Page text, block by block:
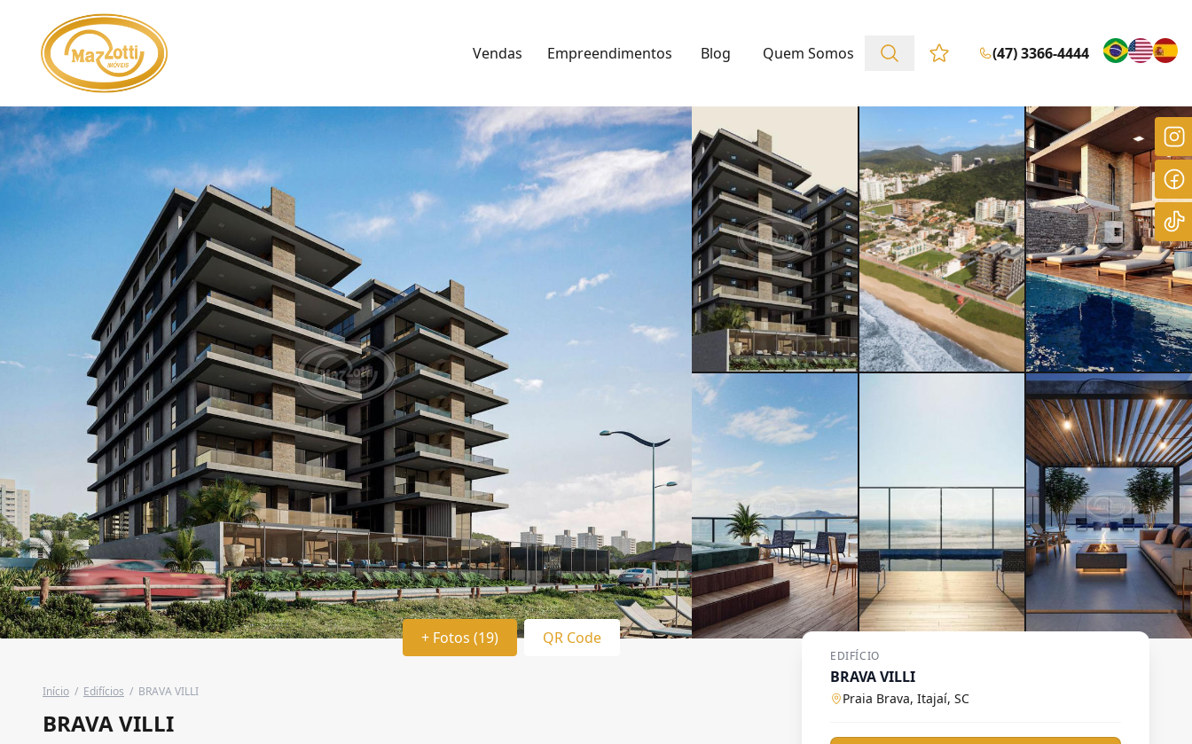
Vendas Empreendimentos Blog Quem Somos Favoritos (0 itens)
(47) 3366-4444
+ Fotos (19) QR Code
Início / Edifícios / BRAVA VILLI
BRAVA VILLI
EDIFÍCIO
BRAVA VILLI
Praia Brava, Itajaí, SC